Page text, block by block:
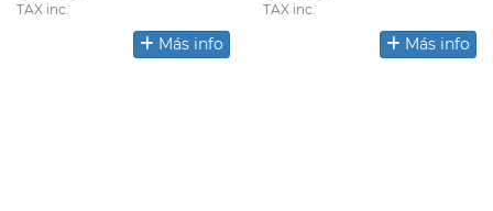
TAX inc.
Más info
TAX inc.
Más info